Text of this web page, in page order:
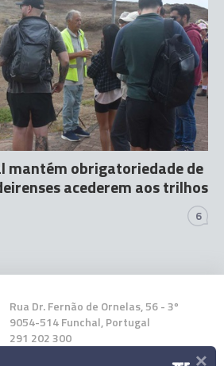
mantém obrigatoriedade de
acederem aos trilhos
6
Rua Dr. Fernão de Ornelas, 56 - 3º
9054-514 Funchal, Portugal
291 202 300
×